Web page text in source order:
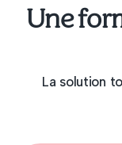
Une
La solution